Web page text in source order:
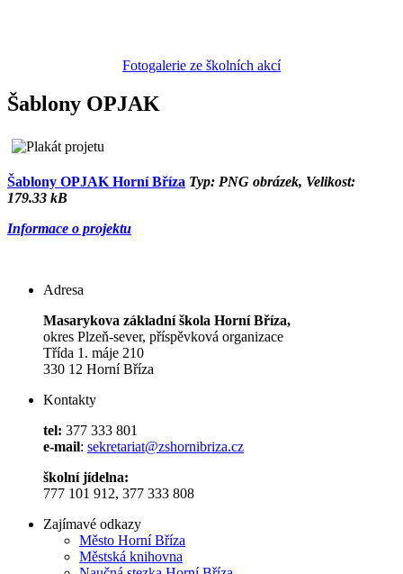
Fotogalerie ze školních akcí
Šablony OPJAK
Šablony OPJAK Horní Bříza Typ: PNG obrázek, Velikost:
179.33 kB
Informace o projektu
Adresa
Masarykova základní škola Horní Bříza,
okres Plzeň-sever, příspěvková organizace
Třída 1. máje 210
330 12 Horní Bříza
Kontakty
tel: 377 333 801
e-mail: sekretariat@zshornibriza.cz
školní jídelna:
777 101 912, 377 333 808
Zajímavé odkazy
Město Horní Bříza
Městská knihovna